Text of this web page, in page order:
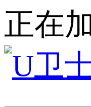
正在